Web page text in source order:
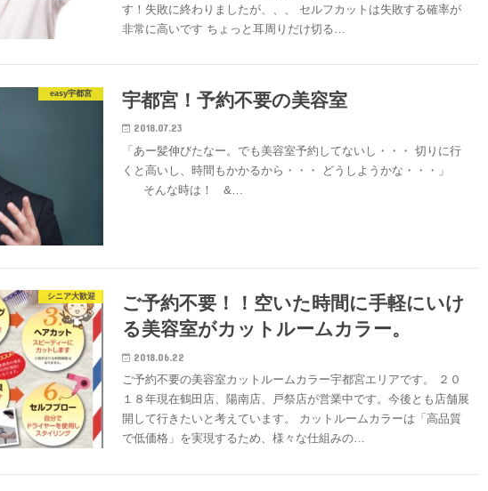
す！失敗に終わりましたが、、、 セルフカットは失敗する確率が
非常に高いです ちょっと耳周りだけ切る…
easy宇都宮 宇都宮！予約不要の美容室
2018.07.23
「あー髪伸びたなー。でも美容室予約してないし・・・ 切りに行
くと高いし、時間もかかるから・・・ どうしようかな・・・」
そんな時は！ &…
シニア大歓迎
ご予約不要！！空いた時間に手軽にいけ
る美容室がカットルームカラー。
2018.06.22
ご予約不要の美容室カットルームカラー宇都宮エリアです。 ２０
１８年現在鶴田店、陽南店、戸祭店が営業中です。今後とも店舗展
開して行きたいと考えています。 カットルームカラーは「高品質
で低価格」を実現するため、様々な仕組みの…